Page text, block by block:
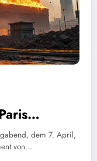
rät, das
dem 7. April,
von…